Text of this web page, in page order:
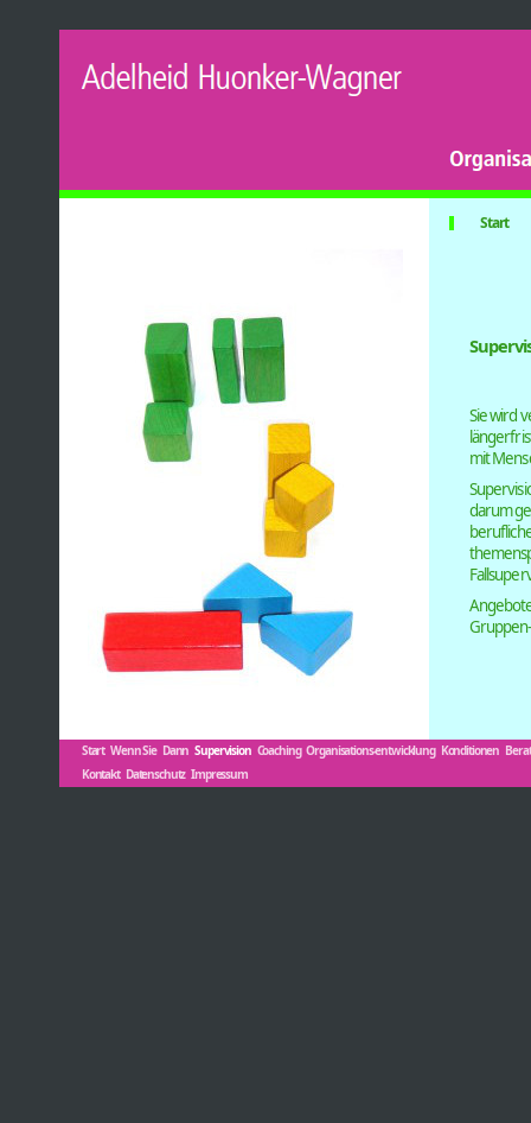
Start
Sie wird
mit
darum
Start Wenn Sie Dann Supervision Coaching Organisations-entwicklung Konditionen
Kontakt Datenschutz Impressum